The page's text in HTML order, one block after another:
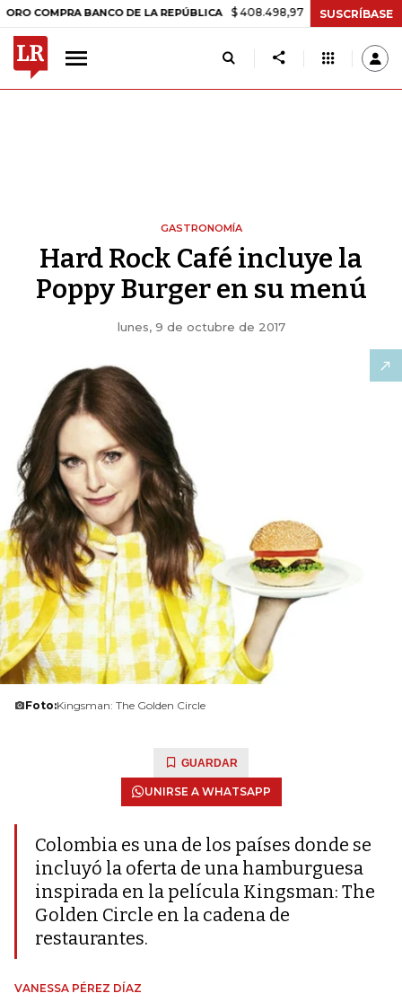
BANCO DE LA REPÚBLICA $ 408.498,97 +$ 8.753,81 +2,19%
SUSCRÍBASE
GASTRONOMÍA
Hard Rock Café incluye la
Poppy Burger en su menú
lunes, 9 de octubre de 2017
Foto:Kingsman: The Golden Circle
GUARDAR
UNIRSE A WHATSAPP
Colombia es una de los países donde se
incluyó la oferta de una hamburguesa
inspirada en la película Kingsman: The
Golden Circle en la cadena de
restaurantes.
VANESSA PÉREZ DÍAZ